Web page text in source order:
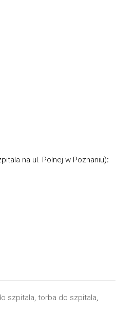
na ul. Polnej w Poznaniu):
szpitala, torba do szpitala,